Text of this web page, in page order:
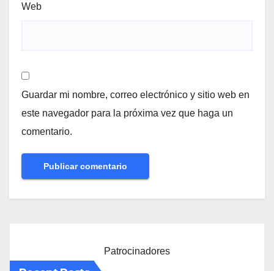
Web
Guardar mi nombre, correo electrónico y sitio web en
este navegador para la próxima vez que haga un
comentario.
Patrocinadores